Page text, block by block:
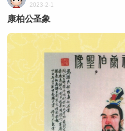
2023-2-1
康柏公圣象